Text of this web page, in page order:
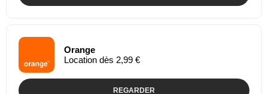
Orange
Location dès 2,99 €
REGARDER